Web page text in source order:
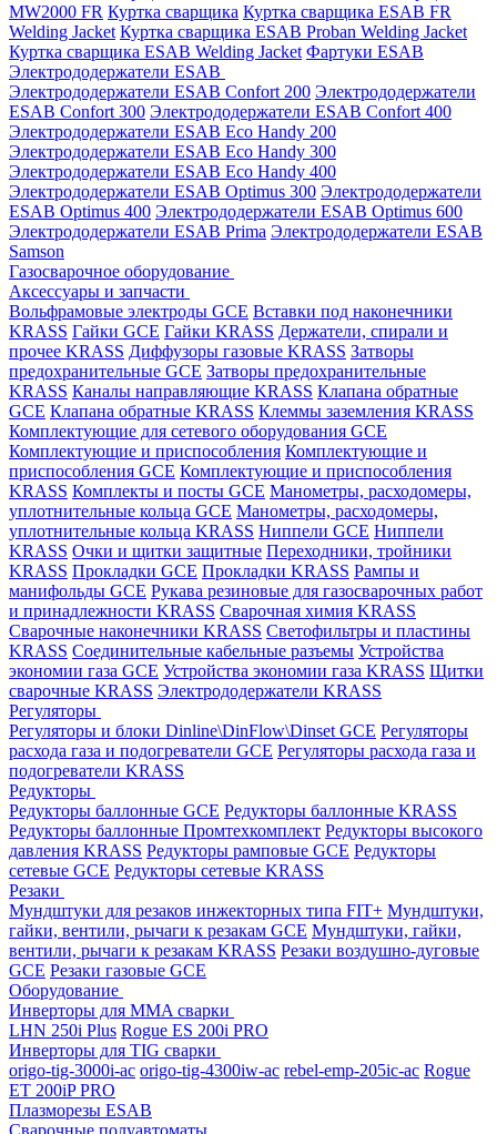
MW2000 FR Куртка сварщика Куртка сварщика ESAB FR
Welding Jacket Куртка сварщика ESAB Proban Welding Jacket
Куртка сварщика ESAB Welding Jacket Фартуки ESAB
Электрододержатели ESAB
Электрододержатели ESAB Confort 200 Электрододержатели
ESAB Confort 300 Электрододержатели ESAB Confort 400
Электрододержатели ESAB Eco Handy 200
Электрододержатели ESAB Eco Handy 300
Электрододержатели ESAB Eco Handy 400
Электрододержатели ESAB Optimus 300 Электрододержатели
ESAB Optimus 400 Электрододержатели ESAB Optimus 600
Электрододержатели ESAB Prima Электрододержатели ESAB
Samson
Газосварочное оборудование
Аксессуары и запчасти
Вольфрамовые электроды GCE Вставки под наконечники
KRASS Гайки GCE Гайки KRASS Держатели, спирали и
прочее KRASS Диффузоры газовые KRASS Затворы
предохранительные GCE Затворы предохранительные
KRASS Каналы направляющие KRASS Клапана обратные
GCE Клапана обратные KRASS Клеммы заземления KRASS
Комплектующие для сетевого оборудования GCE
Комплектующие и приспособления Комплектующие и
приспособления GCE Комплектующие и приспособления
KRASS Комплекты и посты GCE Манометры, расходомеры,
уплотнительные кольца GCE Манометры, расходомеры,
уплотнительные кольца KRASS Ниппели GCE Ниппели
KRASS Очки и щитки защитные Переходники, тройники
KRASS Прокладки GCE Прокладки KRASS Рампы и
манифольды GCE Рукава резиновые для газосварочных работ
и принадлежности KRASS Сварочная химия KRASS
Сварочные наконечники KRASS Светофильтры и пластины
KRASS Соединительные кабельные разъемы Устройства
экономии газа GCE Устройства экономии газа KRASS Щитки
сварочные KRASS Электрододержатели KRASS
Регуляторы
Регуляторы и блоки Dinline\DinFlow\Dinset GCE Регуляторы
расхода газа и подогреватели GCE Регуляторы расхода газа и
подогреватели KRASS
Редукторы
Редукторы баллонные GCE Редукторы баллонные KRASS
Редукторы баллонные Промтехкомплект Редукторы высокого
давления KRASS Редукторы рамповые GCE Редукторы
сетевые GCE Редукторы сетевые KRASS
Резаки
Мундштуки для резаков инжекторных типа FIT+ Мундштуки,
гайки, вентили, рычаги к резакам GCE Мундштуки, гайки,
вентили, рычаги к резакам KRASS Резаки воздушно-дуговые
GCE Резаки газовые GCE
Оборудование
Инверторы для MMA сварки
LHN 250i Plus Rogue ES 200i PRO
Инверторы для TIG сварки
origo-tig-3000i-ac origo-tig-4300iw-ac rebel-emp-205ic-ac Rogue
ET 200iP PRO
Плазморезы ESAB
Сварочные полуавтоматы